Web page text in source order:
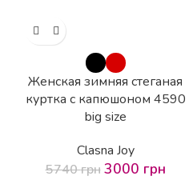
Женская зимняя стеганая
куртка с капюшоном 4590
big size
Clasna Joy
5740грн 3000 грн